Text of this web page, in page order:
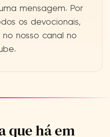
mensagem. Por
os devocionais,
nosso canal no
que há em